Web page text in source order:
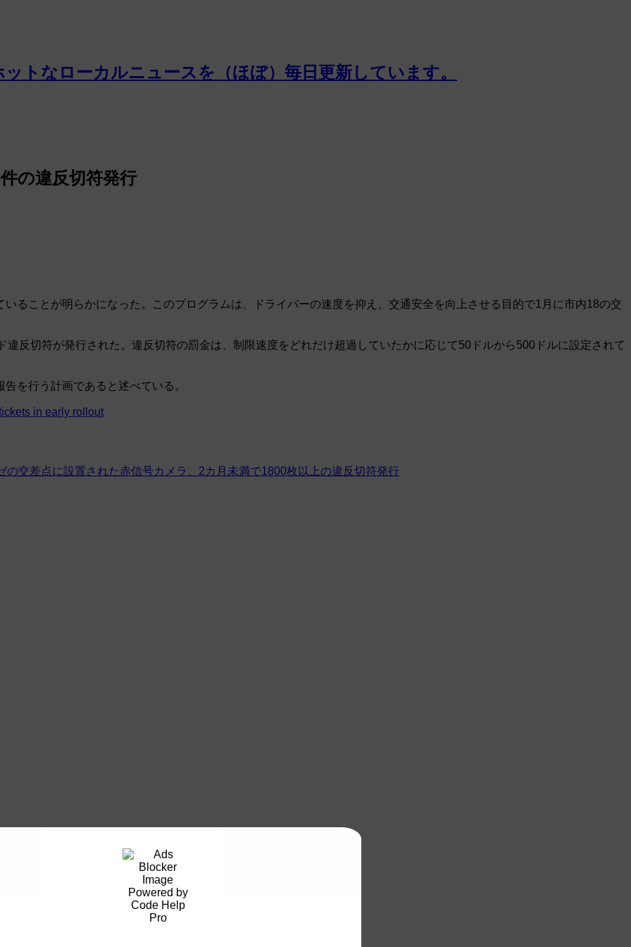
トなローカルニュースを（ほぼ）毎日更新しています。
の違反切符発行
ることが明らかになった。このプログラムは、ドライバーの速度を抑え、交通安全を向上させる目的で1月に市内18の交
反切符が発行された。違反切符の罰金は、制限速度をどれだけ超過していたかに応じて50ドルから500ドルに設定されて
を行う計画であると述べている。
in early rollout
の交差点に設置された赤信号カメラ、2カ月未満で1800枚以上の違反切符発行